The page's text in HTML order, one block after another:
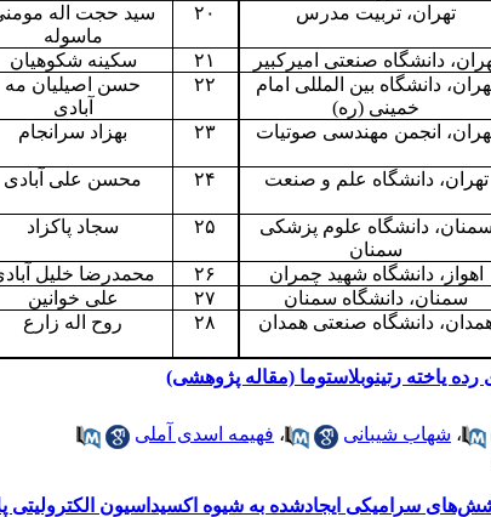
تهران، تربیت مدرس ۲۰
سید حجت اله
ماسوله
دانشگاه صنعتی امیرکبیر ۲۱ سکینه شکوهیان
دانشگاه بین المللی امام
خمینی (ره)
۲۲
حسن اصیلیان مه
آبادی
انجمن مهندسی صوتیات ۲۳ بهزاد سرانجام
تهران، دانشگاه علم و صنعت ۲۴ محسن علی آبادی
سمنان، دانشگاه علوم پزشکی
سمنان
۲۵ سجاد پاکزاد
اهواز، دانشگاه شهید چمران ۲۶ محمدرضا خلیل
سمنان، دانشگاه سمنان ۲۷ علی خوانین
دانشگاه صنعتی همدان ۲۸ روح اله زارع
، شهاب شیبانی ، فهیمه اسدی آملی
سرامیکی ایجادشده به شیوه اکسیداسیون الکترولیتی